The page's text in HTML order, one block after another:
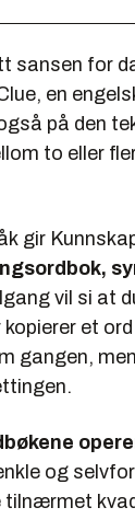
sansen for
, en
på den
to eller
gir
vil si at
kopierer et
gangen,
og
tilnærmet